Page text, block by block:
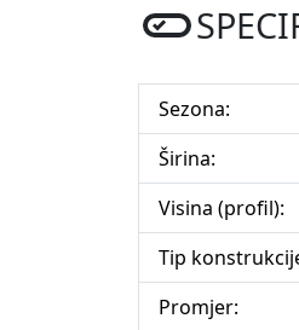
Sezona:
Širina:
Visina (profil):
Tip
Promjer: